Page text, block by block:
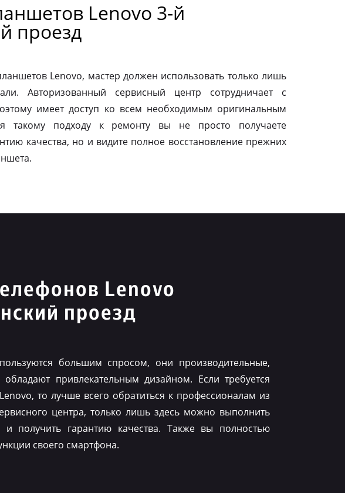
Lenovo 3-й
проезд
Lenovo, мастер должен использовать только лишь
Авторизованный сервисный центр сотрудничает с
имеет доступ ко всем необходимым оригинальным
такому подходу к ремонту вы не просто получаете
качества, но и видите полное восстановление прежних
Lenovo
проезд
большим спросом, они производительные,
привлекательным дизайном. Если требуется
то лучше всего обратиться к профессионалам из
центра, только лишь здесь можно выполнить
и получить гарантию качества. Также вы полностью
своего смартфона.